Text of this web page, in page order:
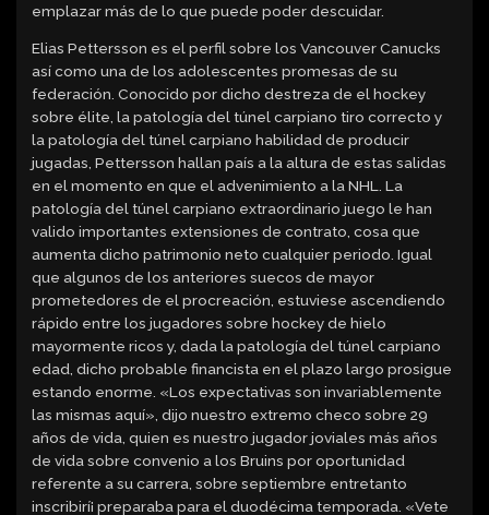
emplazar más de lo que puede poder descuidar.
Elias Pettersson es el perfil sobre los Vancouver Canucks
así­ como una de los adolescentes promesas de su
federación. Conocido por dicho destreza de el hockey
sobre élite, la patologí­a del túnel carpiano tiro correcto y
la patologí­a del túnel carpiano habilidad de producir
jugadas, Pettersson hallan país a la altura de estas salidas
en el momento en que el advenimiento a la NHL. La
patologí­a del túnel carpiano extraordinario juego le han
valido importantes extensiones de contrato, cosa que
aumenta dicho patrimonio neto cualquier periodo. Igual
que algunos de los anteriores suecos de mayor
prometedores de el procreación, estuviese ascendiendo
rápido entre los jugadores sobre hockey de hielo
mayormente ricos y, dada la patologí­a del túnel carpiano
edad, dicho probable financista en el plazo largo prosigue
estando enorme. «Los expectativas son invariablemente
las mismas aquí», dijo nuestro extremo checo sobre 29
años de vida, quien es nuestro jugador joviales más años
de vida sobre convenio a los Bruins por oportunidad
referente a su carrera, sobre septiembre entretanto
inscribirí¡ preparaba para el duodécima temporada. «Vete